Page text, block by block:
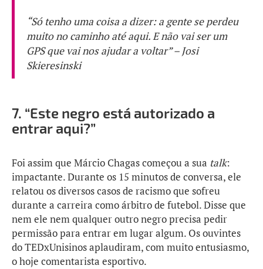
“Só tenho uma coisa a dizer: a gente se perdeu
muito no caminho até aqui. E não vai ser um
GPS que vai nos ajudar a voltar” – Josi
Skieresinski
7. “Este negro está autorizado a
entrar aqui?”
Foi assim que Márcio Chagas começou a sua talk:
impactante. Durante os 15 minutos de conversa, ele
relatou os diversos casos de racismo que sofreu
durante a carreira como árbitro de futebol. Disse que
nem ele nem qualquer outro negro precisa pedir
permissão para entrar em lugar algum. Os ouvintes
do TEDxUnisinos aplaudiram, com muito entusiasmo,
o hoje comentarista esportivo.